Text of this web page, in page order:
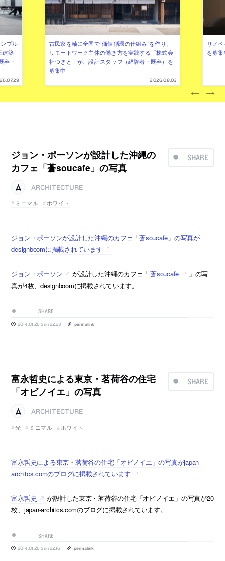
プル
建築
卒・
古民家を軸に全国で“価値循環の仕組み”を作り、
リモートワーク主体の働き方を実践する「株式会
社つぎと」が、設計スタッフ（経験者・既卒）を
募集中
2026.08.03
リノ
を募
SHARE
ジョン・ポーソンが設計した沖縄の
カフェ「蒼soucafe」の写真
ARCHITECTURE
ミニマル
ホワイト
ジョン・ポーソンが設計した沖縄のカフェ「蒼soucafe」の写真が
designboomに掲載されています
ジョン・ポーソン が設計した沖縄のカフェ「蒼soucafe
」の写
真が4枚、designboomに掲載されています。
SHARE
2014.01.26 Sun 22:23 permalink
SHARE
富永哲史による東京・茗荷谷の住宅
「オビノイエ」の写真
ARCHITECTURE
光
ミニマル ホワイト
富永哲史による東京・茗荷谷の住宅「オビノイエ」の写真がjapan-
architcs.comのブログに掲載されています
富永哲史
が設計した東京・茗荷谷の住宅「オビノイエ」の写真が20
枚、japan-architcs.comのブログに掲載されています。
SHARE
2014.01.26 Sun 22:16 permalink